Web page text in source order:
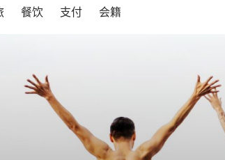
餐饮 支付 会籍